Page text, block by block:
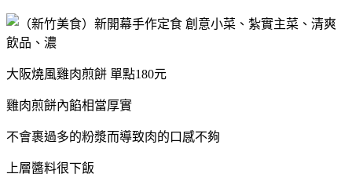
大阪燒風雞肉煎餅 單點180元
雞肉煎餅內餡相當厚實
不會裹過多的粉漿而導致肉的口感不夠
上層醬料很下飯